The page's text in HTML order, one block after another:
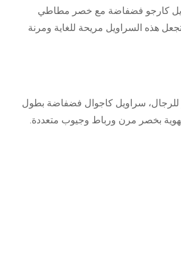
كارجو فضفاضة مع خصر مطاطي
هذه السراويل مريحة للغاية ومرنة
للرجال، سراويل كاجوال فضفاضة بطول
بخصر مرن ورباط وجيوب متعددة.